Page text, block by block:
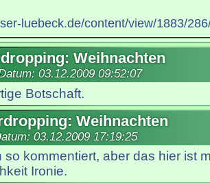
luebeck.de/content/view/1883/
Weihnachten
03.12.2009 09:52:07
Botschaft.
Weihnachten
03.12.2009 17:19:25
so kommentiert, aber das hier ist
Ironie.